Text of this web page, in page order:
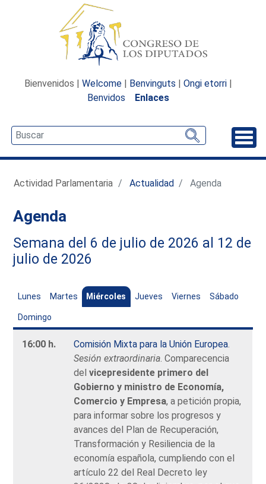
Bienvenidos | Welcome | Benvinguts | Ongi etorri |
Benvidos
Enlaces
Actividad Parlamentaria Actualidad Agenda
Agenda
Semana del 6 de julio de 2026 al 12 de
julio de 2026
Lunes Martes Miércoles Jueves Viernes Sábado
Domingo
16:00 h. Comisión Mixta para la Unión Europea.
Sesión extraordinaria. Comparecencia
delvicepresidente primero del
Gobierno y ministro de Economía,
Comercio y Empresa, a petición propia,
para informar sobre los progresos y
avances del Plan de Recuperación,
Transformación y Resiliencia de la
economía española, cumpliendo con el
artículo 22 del Real Decreto ley